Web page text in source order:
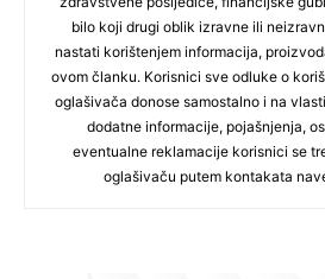
bilo koji drugi oblik izravne ili
nastati korištenjem informacija,
ovom članku. Korisnici sve odluke o
oglašivača donose samostalno i na
dodatne informacije, pojašnjenja,
eventualne reklamacije korisnici se
oglašivaču putem kontakata